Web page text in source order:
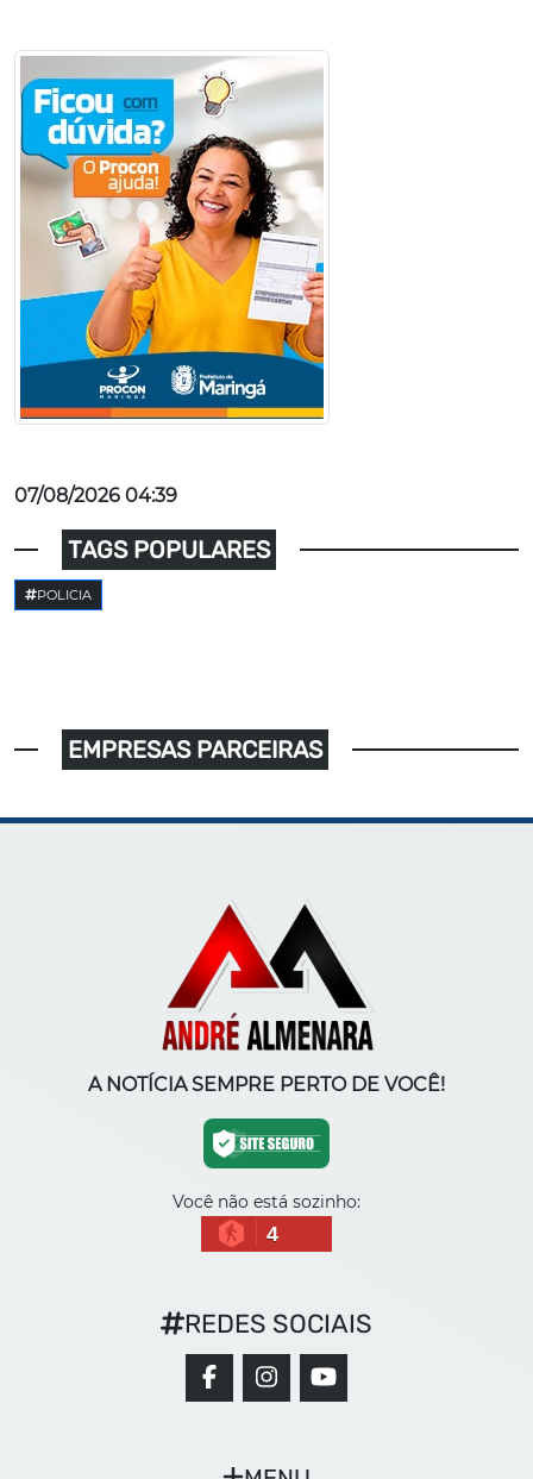
07/08/2026 04:39
TAGS POPULARES
POLICIA
EMPRESAS PARCEIRAS
A NOTÍCIA SEMPRE PERTO DE VOCÊ!
Você não está sozinho:
4
REDES SOCIAIS